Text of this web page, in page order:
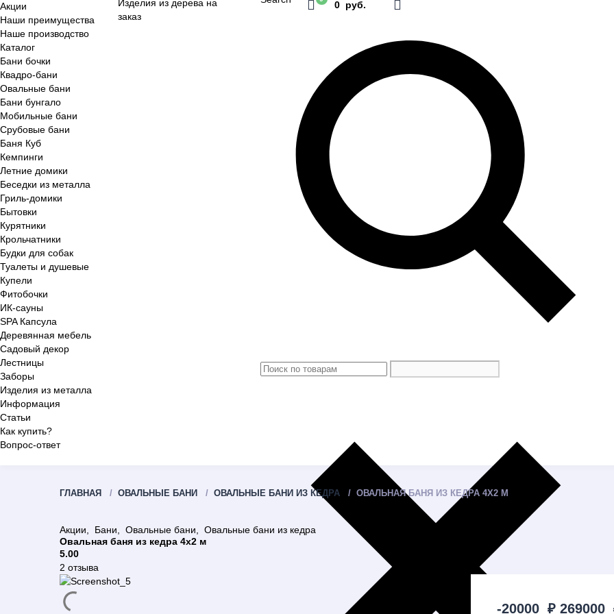
Изделия из дерева на
заказ
0 руб.
Акции
Наши преимущества
Наше производство
Каталог
Бани бочки
Квадро-бани
Овальные бани
Бани бунгало
Мобильные бани
Срубовые бани
Баня Куб
Кемпинги
Летние домики
Беседки из металла
Гриль-домики
Бытовки
Курятники
Крольчатники
Будки для собак
Туалеты и душевые
Купели
Фитобочки
ИК-сауны
SPA Капсула
Деревянная мебель
Садовый декор
Лестницы
Заборы
Изделия из металла
Информация
Статьи
Как купить?
Вопрос-ответ
ГЛАВНАЯ ОВАЛЬНЫЕ БАНИ ОВАЛЬНЫЕ БАНИ ИЗ КЕДРА ОВАЛЬНАЯ БАНЯ ИЗ КЕДРА 4Х2 М
Акции Бани Овальные бани
Овальные бани из кедра
Овальная баня из кедра 4х2 м
5.00
2 отзыва
-20000 ₽ 269000